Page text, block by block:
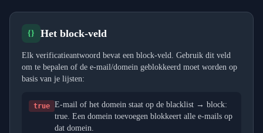
{} Het block-veld
Elk verificatieantwoord bevat een block-veld. Gebruik dit veld
om te bepalen of de e-mail/domein geblokkeerd moet worden op
basis van je lijsten:
true E-mail of het domein staat op de blacklist → block:
true. Een domein toevoegen blokkeert alle e-mails op
dat domein.